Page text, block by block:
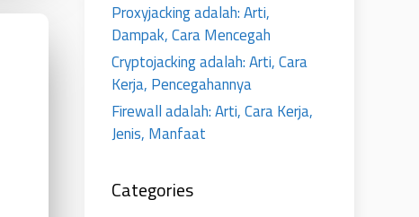
Proxyjacking adalah: Arti,
Dampak, Cara Mencegah
Cryptojacking adalah: Arti, Cara
Kerja, Pencegahannya
Firewall adalah: Arti, Cara Kerja,
Jenis, Manfaat
Categories